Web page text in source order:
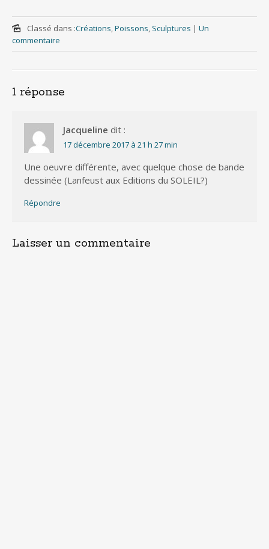
Classé dans :Créations,Poissons, Sculptures | Un
commentaire
1 réponse
Jacqueline dit :
17 décembre 2017 à 21 h 27 min
Une oeuvre différente, avec quelque chose de bande
dessinée (Lanfeust aux Editions du SOLEIL?)
Répondre
Laisser un commentaire